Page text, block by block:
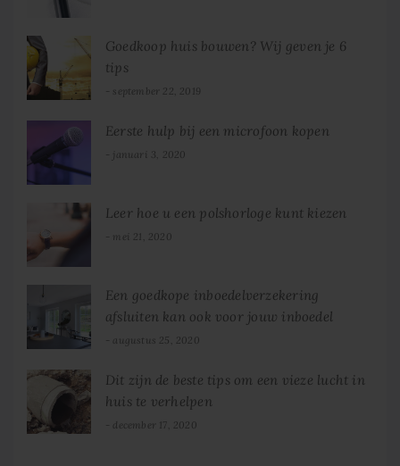
Goedkoop huis bouwen? Wij geven je 6
tips
september 22, 2019
Eerste hulp bij een microfoon kopen
januari 3, 2020
Leer hoe u een polshorloge kunt kiezen
mei 21, 2020
Een goedkope inboedelverzekering
afsluiten kan ook voor jouw inboedel
augustus 25, 2020
Dit zijn de beste tips om een vieze lucht in
huis te verhelpen
december 17, 2020